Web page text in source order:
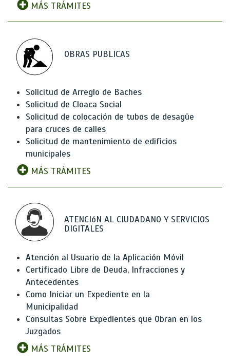
MÁS TRÁMITES
OBRAS PUBLICAS
Solicitud de Arreglo de Baches
Solicitud de Cloaca Social
Solicitud de colocación de tubos de desagüe
para cruces de calles
Solicitud de mantenimiento de edificios
municipales
MÁS TRÁMITES
ATENCIóN AL CIUDADANO Y SERVICIOS
DIGITALES
Atención al Usuario de la Aplicación Móvil
Certificado Libre de Deuda, Infracciones y
Antecedentes
Como Iniciar un Expediente en la
Municipalidad
Consultas Sobre Expedientes que Obran en los
Juzgados
MÁS TRÁMITES